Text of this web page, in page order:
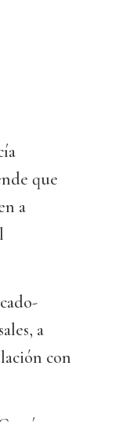
que
a
a
con